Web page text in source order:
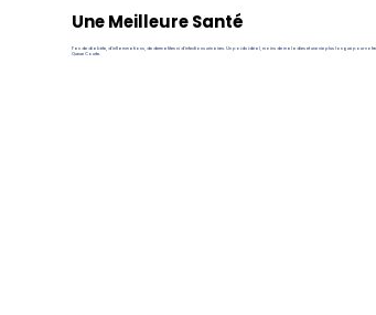
Une Meilleure Santé
Pas de diabète, d’inflammations, de dermatites ni d’infections urinaires. Un poids idéal, moins de maladies et une vie plus longue pour votre
Queue Courte.